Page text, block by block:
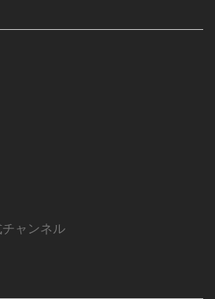
チャンネル